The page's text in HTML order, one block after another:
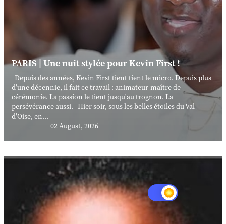
PARIS | Une nuit stylée pour Kevin First !
Depuis des années, Kevin First tient tient le micro. Depuis plus
d'une décennie, il fait ce travail : animateur-maître de
cérémonie. La passion le tient jusqu'au trognon. La
persévérance aussi. Hier soir, sous les belles étoiles du Val-
d'Oise, en...
02 August, 2026